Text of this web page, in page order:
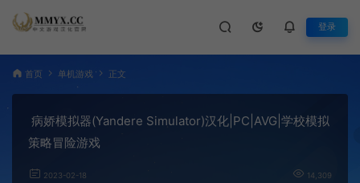
登录
首页 单机游戏 正文
病娇模拟器(Yandere Simulator)汉化|PC|AVG|学校模拟
策略冒险游戏
2023-02-18 14,309